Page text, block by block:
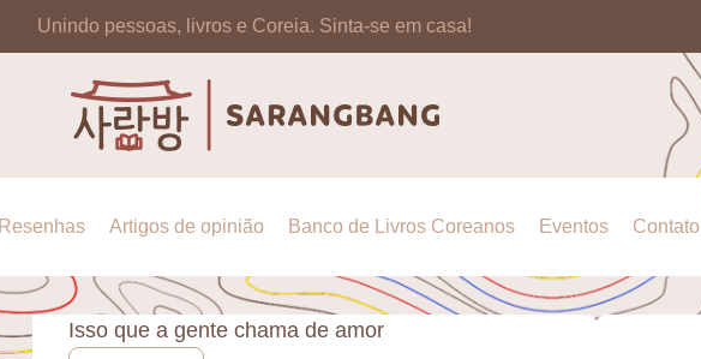
Unindo pessoas, livros e Coreia. Sinta-se em casa!
Resenhas Artigos de opinião Banco de Livros Coreanos Eventos Contato
Isso que a gente chama de amor